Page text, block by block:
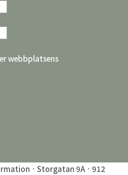
webbplatsens
· Storgatan 9A · 912